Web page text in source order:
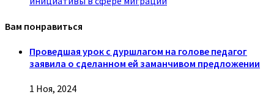
Вам понравиться
Проведшая урок с дуршлагом на голове педагог
заявила о сделанном ей заманчивом предложении
1 Ноя, 2024